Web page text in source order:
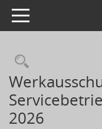
Toggle navigation
2026